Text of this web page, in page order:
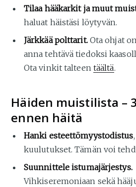
Tilaa hääkarkit ja muut
haluat häistäsi löytyvän.
Järkkää polttarit. Ota ohjat
anna tehtävä tiedoksi
Ota vinkit talteen täältä.
Häiden muistilista –
ennen häitä
Hanki esteettömyystodistus
kuulutukset. Tämän voi
Suunnittele istumajärjestys.
Vihkiseremoniaan sekä